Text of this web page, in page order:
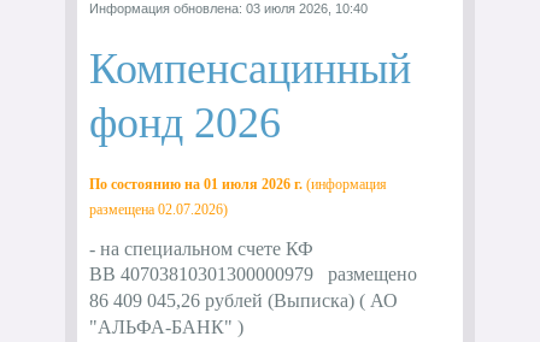
Информация обновлена: 03 июля 2026, 10:40
Компенсацинный
фонд 2026
По состоянию на 01 июля 2026 г. (информация
размещена 02.07.2026)
- на специальном счете КФ
ВВ 40703810301300000979
размещено
86 409 045,26 рублей (Выписка) ( АО
"АЛЬФА-БАНК" )